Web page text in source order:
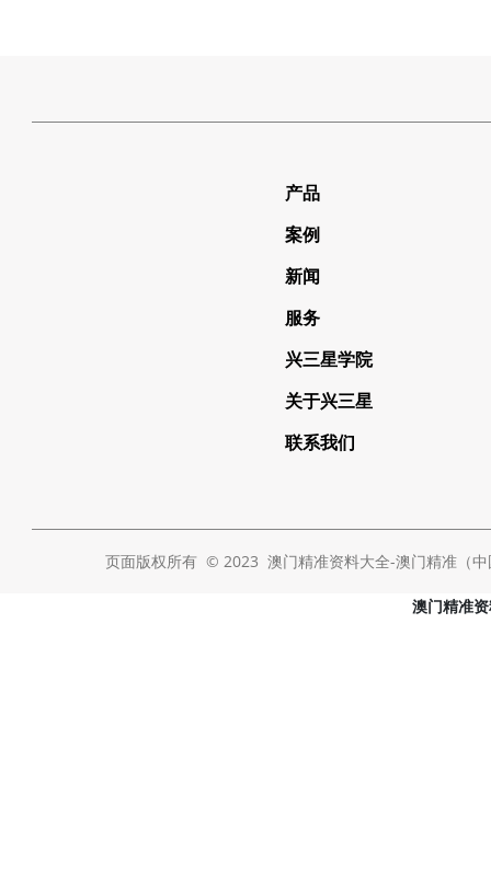
产品
案例
新闻
服务
兴三星学院
关于兴三星
联系我们
页面版权所有 © 2023 澳门精准资料大全-澳门精准
澳门精准